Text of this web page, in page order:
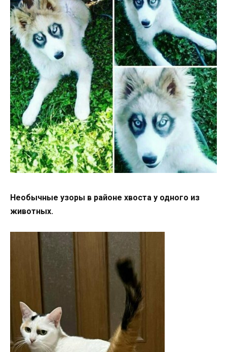
Необычные узоры в районе хвоста у одного из
животных.